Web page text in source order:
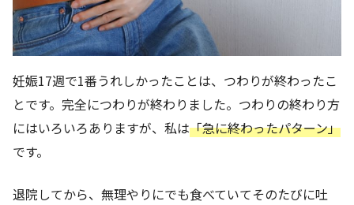
妊娠17週で1番うれしかったことは、つわりが終わったこ
とです。完全につわりが終わりました。つわりの終わり方
にはいろいろありますが、私は「急に終わったパターン」
です。
退院してから、無理やりにでも食べていてそのたびに吐